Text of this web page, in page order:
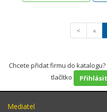
< «
Chcete přidat firmu do katalogu?
tlačítko
Mediatel